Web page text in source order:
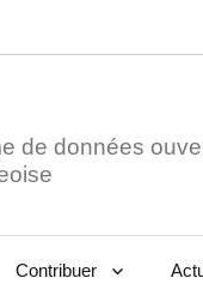
de données
Contribuer